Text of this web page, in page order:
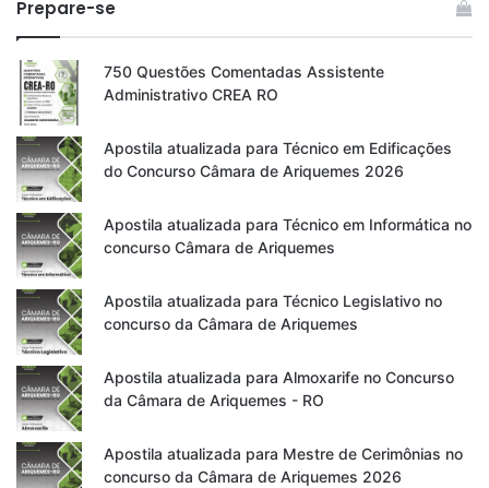
Prepare-se
750 Questões Comentadas Assistente
Administrativo CREA RO
Apostila atualizada para Técnico em Edificações
do Concurso Câmara de Ariquemes 2026
Apostila atualizada para Técnico em Informática no
concurso Câmara de Ariquemes
Apostila atualizada para Técnico Legislativo no
concurso da Câmara de Ariquemes
Apostila atualizada para Almoxarife no Concurso
da Câmara de Ariquemes - RO
Apostila atualizada para Mestre de Cerimônias no
concurso da Câmara de Ariquemes 2026